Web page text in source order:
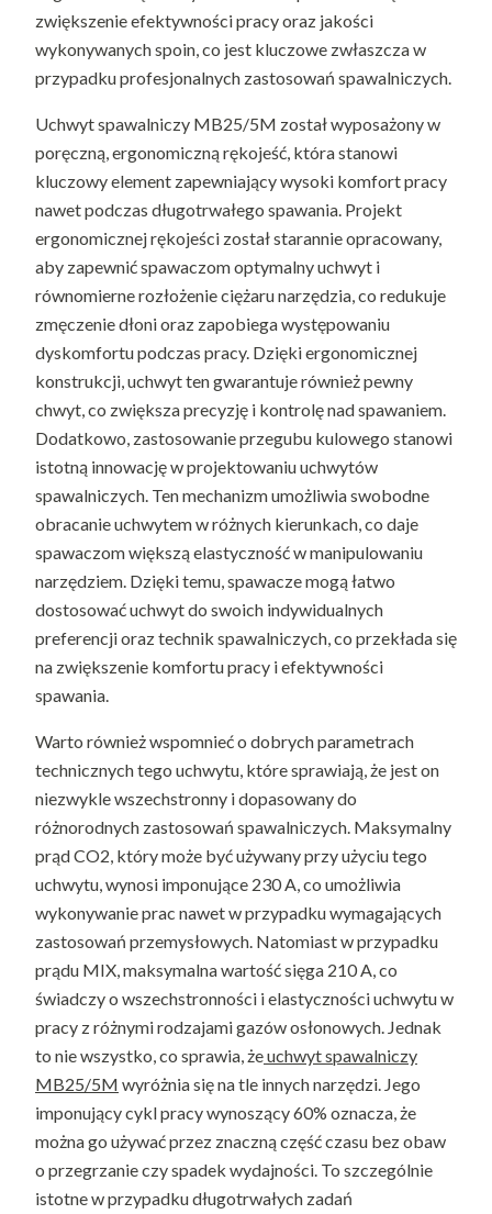
zwiększenie efektywności pracy oraz jakości
wykonywanych spoin, co jest kluczowe zwłaszcza w
przypadku profesjonalnych zastosowań spawalniczych.
Uchwyt spawalniczy MB25/5M został wyposażony w
poręczną, ergonomiczną rękojeść, która stanowi
kluczowy element zapewniający wysoki komfort pracy
nawet podczas długotrwałego spawania. Projekt
ergonomicznej rękojeści został starannie opracowany,
aby zapewnić spawaczom optymalny uchwyt i
równomierne rozłożenie ciężaru narzędzia, co redukuje
zmęczenie dłoni oraz zapobiega występowaniu
dyskomfortu podczas pracy. Dzięki ergonomicznej
konstrukcji, uchwyt ten gwarantuje również pewny
chwyt, co zwiększa precyzję i kontrolę nad spawaniem.
Dodatkowo, zastosowanie przegubu kulowego stanowi
istotną innowację w projektowaniu uchwytów
spawalniczych. Ten mechanizm umożliwia swobodne
obracanie uchwytem w różnych kierunkach, co daje
spawaczom większą elastyczność w manipulowaniu
narzędziem. Dzięki temu, spawacze mogą łatwo
dostosować uchwyt do swoich indywidualnych
preferencji oraz technik spawalniczych, co przekłada się
na zwiększenie komfortu pracy i efektywności
spawania.
Warto również wspomnieć o dobrych parametrach
technicznych tego uchwytu, które sprawiają, że jest on
niezwykle wszechstronny i dopasowany do
różnorodnych zastosowań spawalniczych. Maksymalny
prąd CO2, który może być używany przy użyciu tego
uchwytu, wynosi imponujące 230 A, co umożliwia
wykonywanie prac nawet w przypadku wymagających
zastosowań przemysłowych. Natomiast w przypadku
prądu MIX, maksymalna wartość sięga 210 A, co
świadczy o wszechstronności i elastyczności uchwytu w
pracy z różnymi rodzajami gazów osłonowych. Jednak
to nie wszystko, co sprawia, żeuchwyt spawalniczy
MB25/5M wyróżnia się na tle innych narzędzi. Jego
imponujący cykl pracy wynoszący 60% oznacza, że
można go używać przez znaczną część czasu bez obaw
o przegrzanie czy spadek wydajności. To szczególnie
istotne w przypadku długotrwałych zadań